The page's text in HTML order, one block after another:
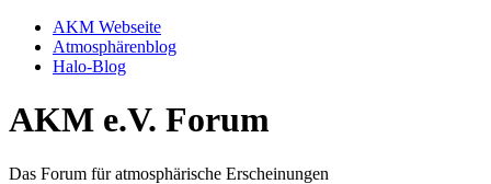
AKM Webseite
Atmosphärenblog
Halo-Blog
AKM e.V. Forum
Das Forum für atmosphärische Erscheinungen